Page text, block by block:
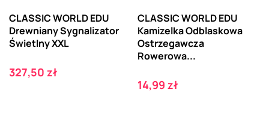
CLASSIC WORLD EDU
Drewniany Sygnalizator
Świetlny XXL
Cena
327,50 zł
CLASSIC WORLD EDU
Kamizelka Odblaskowa
Ostrzegawcza
Rowerowa...
Cena
14,99 zł